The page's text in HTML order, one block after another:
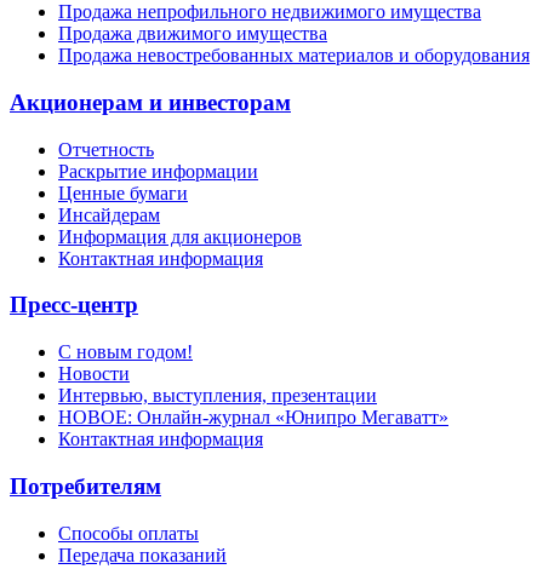
Продажа непрофильного недвижимого имущества
Продажа движимого имущества
Продажа невостребованных материалов и оборудования
Акционерам и инвесторам
Отчетность
Раскрытие информации
Ценные бумаги
Инсайдерам
Информация для акционеров
Контактная информация
Пресс-центр
С новым годом!
Новости
Интервью, выступления, презентации
НОВОЕ: Онлайн-журнал «Юнипро Мегаватт»
Контактная информация
Потребителям
Способы оплаты
Передача показаний